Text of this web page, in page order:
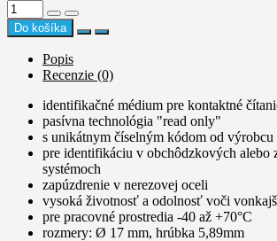
Do košíka
Popis
Recenzie (0)
identifikačné médium pre kontaktné
pasívna technológia "read only"
s unikátnym číselným kódom od výrobcu
pre identifikáciu v obchôdzkových alebo
systémoch
zapúzdrenie v nerezovej oceli
vysoká životnosť a odolnosť voči
pre pracovné prostredia -40 až +70°C
rozmery: Ø 17 mm, hrúbka 5,89mm